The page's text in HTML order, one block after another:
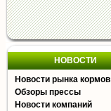
НОВОСТИ
Новости рынка кормов
Обзоры прессы
Новости компаний